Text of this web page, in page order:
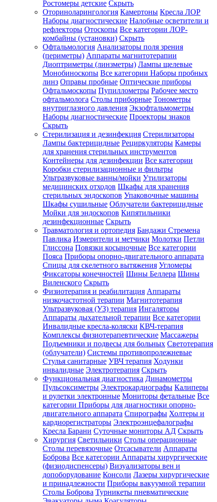
Ростомеры детские Скрыть
Оториноларингология Камертоны Кресла ЛОР
Наборы диагностические Налобные осветители и
рефлекторы Отоскопы Все категории ЛОР-
комбайны (установки) Скрыть
Офтальмология Анализаторы поля зрения
(периметры) Аппараты магнитотерапии
Диоптриметры (линзметры) Лампы щелевые
Монобиноскопы Все категории Наборы пробных
линз Оправы пробные Оптические приборы
Офтальмоскопы Пупиллометры Рабочее место
офтальмолога Столы приборные Тонометры
внутриглазного давления Экзофтальмометры
Наборы диагностические Проекторы знаков
Скрыть
Стерилизация и дезинфекция Стерилизаторы
Лампы бактерицидные Рециркуляторы Камеры
для хранения стерильных инструментов
Контейнеры для дезинфекции Все категории
Коробки стерилизационные и фильтры
Ультразвуковые ванны/мойки Утилизаторы
медицинских отходов Шкафы для хранения
стерильных эндоскопов Упаковочные машины
Шкафы сушильные Облучатели бактерицидные
Мойки для эндоскопов Кипятильники
дезинфекционные Скрыть
Травматология и ортопедия Бандажи Стремена
Павлика Измерители и метчики Молотки Петли
Глиссона Повязки косыночные Все категории
Пояса Приборы опорно-двигательного аппарата
Спицы для скелетного вытяжения Угломеры
Фиксаторы конечностей Шины Беллера Шины
Виленского Скрыть
Физиотерапия и реабилитация Аппараты
низкочастотной терапии Магнитотерапия
Ультразвуковая (УЗ) терапия Ингаляторы
Аппараты дыхательной терапии Все категории
Инвалидные кресла-коляски КВЧ-терапия
Комплексы физиотерапевтические Массажеры
Подъемники и подвесы для больных Светотерапия
(облучатели) Системы противопролежневые
Стулья санитарные УВЧ терапия Ходунки
инвалидные Электротерапия Скрыть
Функциональная диагностика Динамометры
Пульсоксиметры Электрокардиографы Калиперы
и рулетки электронные Мониторы фетальные Все
категории Приборы для диагностики опорно-
двигательного аппарата Спирографы Холтеры и
кардиорегистраторы Электроэнцефалографы
Кресла Барани Суточные мониторы АД Скрыть
Хирургия Светильники Столы операционные
Столы перевязочные Отсасыватели Аппараты
Боброва Все категории Аппараты хирургические
(физиодиспенсеры) Визуализаторы вен и
допоборудование Консоли Лазеры хирургические
и принадлежности Приборы вакуумной терапии
Столы Боброва Турникеты пневматические